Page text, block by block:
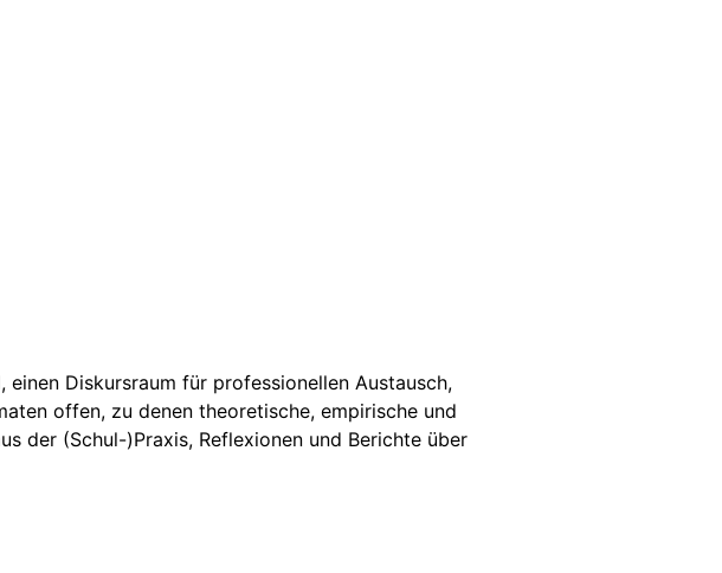
Diskursraum für professionellen Austausch,
offen, zu denen theoretische, empirische und
der (Schul-)Praxis, Reflexionen und Berichte über